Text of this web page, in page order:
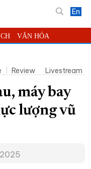
En
VĂN HÓA
BẠN ĐỌC PHÓNG SỰ
BÁO ONLINE
Review Livestream
máy bay
lượng vũ